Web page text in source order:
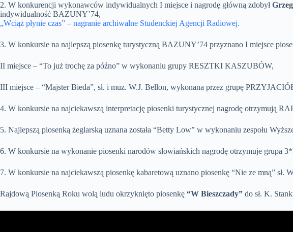
2. W konkurencji wykonawców indywidualnych I miejsce i nagrodę główną zdobył
indywidualność BAZUNY’74,
„Wciąż płynie czas” – nagranie archiwalne Studenckiej Agencji Radiowej.
3. W konkursie na najlepszą piosenkę turystyczną BAZUNY’74 przyznano I miejsce
II miejsce – “To już trochę za późno” w wykonaniu grupy RESZTKI KASZUBÓW,
III miejsce – “Majster Bieda”, sł. i muz. W.J. Bellon, wykonana przez grupę
4. W konkursie na najciekawszą interpretację piosenki turystycznej nagrodę otrzymują
5. Najlepszą piosenką żeglarską uznana została “Betty Low” w wykonaniu zespołu
6. W konkursie na wykonanie piosenki narodów słowiańskich nagrodę otrzymuje grupa
7. W konkursie na najciekawszą piosenkę kabaretową uznano piosenkę “Nie ze mną”
Rajdową Piosenką Roku wolą ludu okrzyknięto piosenkę “W Bieszczady” do sł. K.